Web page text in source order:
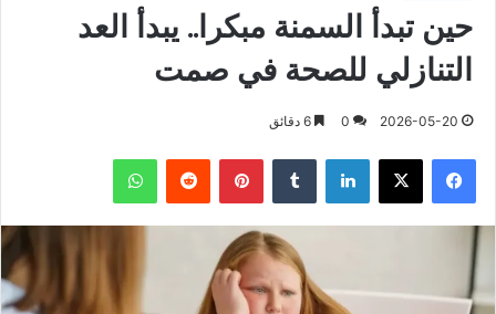
حين تبدأ السمنة مبكرا.. يبدأ العد
التنازلي للصحة في صمت
2026-05-20
0
فيسبوك X لينكدإن بينتيريست واتساب